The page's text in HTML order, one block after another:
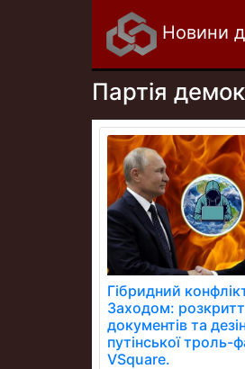
Новини
Партія
Гібридний
Заходом:
документів та
путінської троль-
VSquare.